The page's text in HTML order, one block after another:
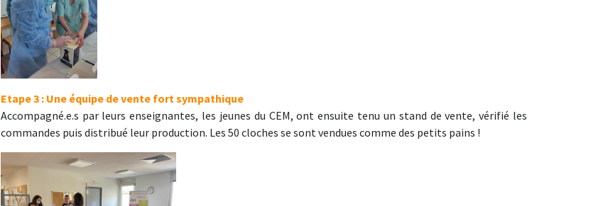
Etape 3 : Une équipe de vente fort sympathique
Accompagné.e.s par leurs enseignantes, les jeunes du CEM, ont ensuite tenu un stand de vente, vérifié les
commandes puis distribué leur production. Les 50 cloches se sont vendues comme des petits pains !